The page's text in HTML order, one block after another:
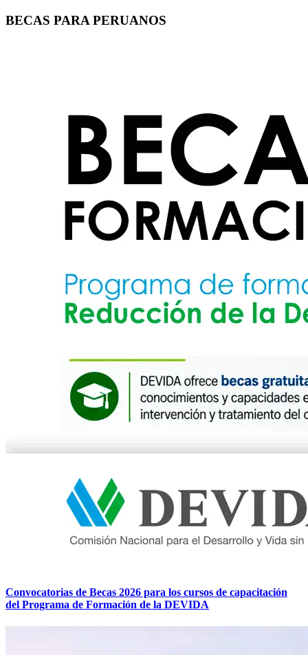
BECAS PARA PERUANOS
Convocatorias de Becas 2026 para los cursos de capacitación
del Programa de Formación de la DEVIDA